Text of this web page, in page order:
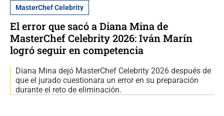
MasterChef Celebrity
El error que sacó a Diana Mina de
MasterChef Celebrity 2026: Iván Marín
logró seguir en competencia
Diana Mina dejó MasterChef Celebrity 2026 después de
que el jurado cuestionara un error en su preparación
durante el reto de eliminación.